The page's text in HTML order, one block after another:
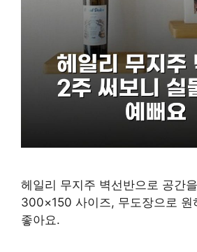
헤일리 무지주 벽선반으로 공간
300×150 사이즈, 무도장으로 원
좋아요.